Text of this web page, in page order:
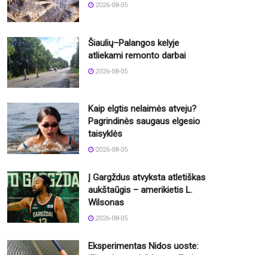
2026-08-05
Šiaulių–Palangos kelyje
atliekami remonto darbai
2026-08-05
Kaip elgtis nelaimės atveju?
Pagrindinės saugaus elgesio
taisyklės
2026-08-05
Į Gargždus atvyksta atletiškas
aukštaūgis – amerikietis L.
Wilsonas
2026-08-05
Eksperimentas Nidos uoste: